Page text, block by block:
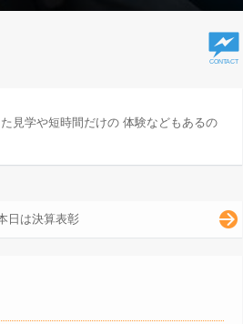
見学や短時間だけの 体験などもあるの
日は決算表彰